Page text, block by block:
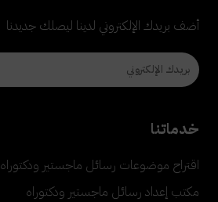
أضف بريدك الإلكتروني لدينا ليصلك جديدنا
خدماتنا
اقتراح موضوعات رسائل ماجستير ودكتوراه
مكتب إعداد رسائل ماجستير ودكتوراه